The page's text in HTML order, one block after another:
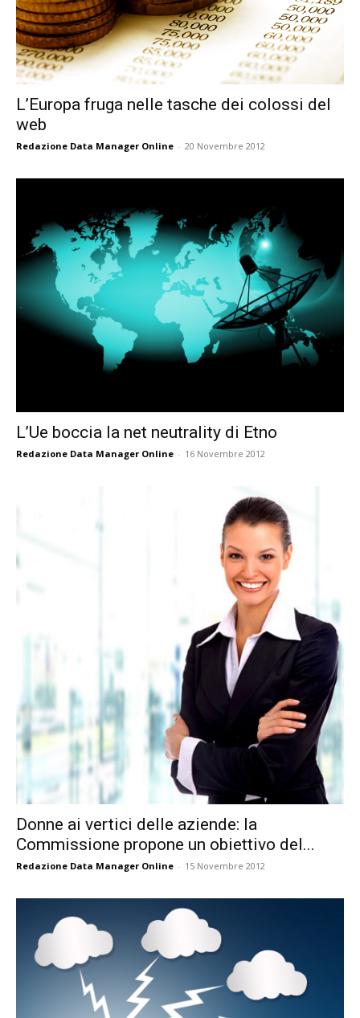
L’Europa fruga nelle tasche dei colossi del
web
Redazione Data Manager Online - 20 Novembre 2012
L’Ue boccia la net neutrality di Etno
Redazione Data Manager Online - 16 Novembre 2012
Donne ai vertici delle aziende: la
Commissione propone un obiettivo del...
Redazione Data Manager Online - 15 Novembre 2012